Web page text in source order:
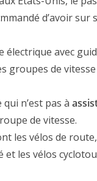
d’avoir sur
électrique avec
groupes de
n’est pas à
de vitesse.
les vélos de
et les vélos